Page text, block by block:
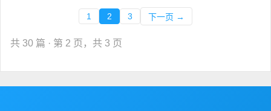
1 2 3 下一页 →
共 30 篇 · 第 2 页，共 3 页